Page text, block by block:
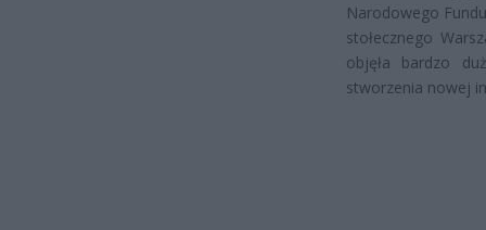
Narodowego
stołecznego
objęła bardzo
stworzenia nowej